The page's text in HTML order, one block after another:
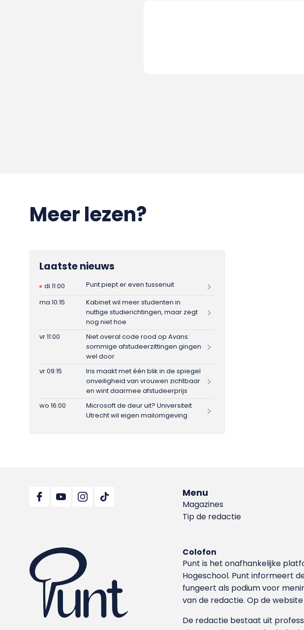
Meer lezen?
Laatste nieuws
di 11:00
Punt piept er even tussenuit
ma 10:15
Kabinet wil meer studenten in
nuttige studierichtingen, maar zegt
nog niet hoe
vr 11:00
Niet overal code rood op Avans:
sommige afstudeerzittingen gingen
wel door
vr 09:15
Iris maakt met één blik in de spiegel
onveiligheid van vrouwen zichtbaar
en wint daarmee afstudeerprijs
wo 16:00
Microsoft de deur uit? Universiteit
Utrecht wil eigen mailomgeving
Menu
Magazines
Tip de redactie
Colofon
Punt is het onafhankelijke
Hoge­school. Punt informeert
fungeert als podium voor
van de redactie. Op de
De redactie bestaat uit